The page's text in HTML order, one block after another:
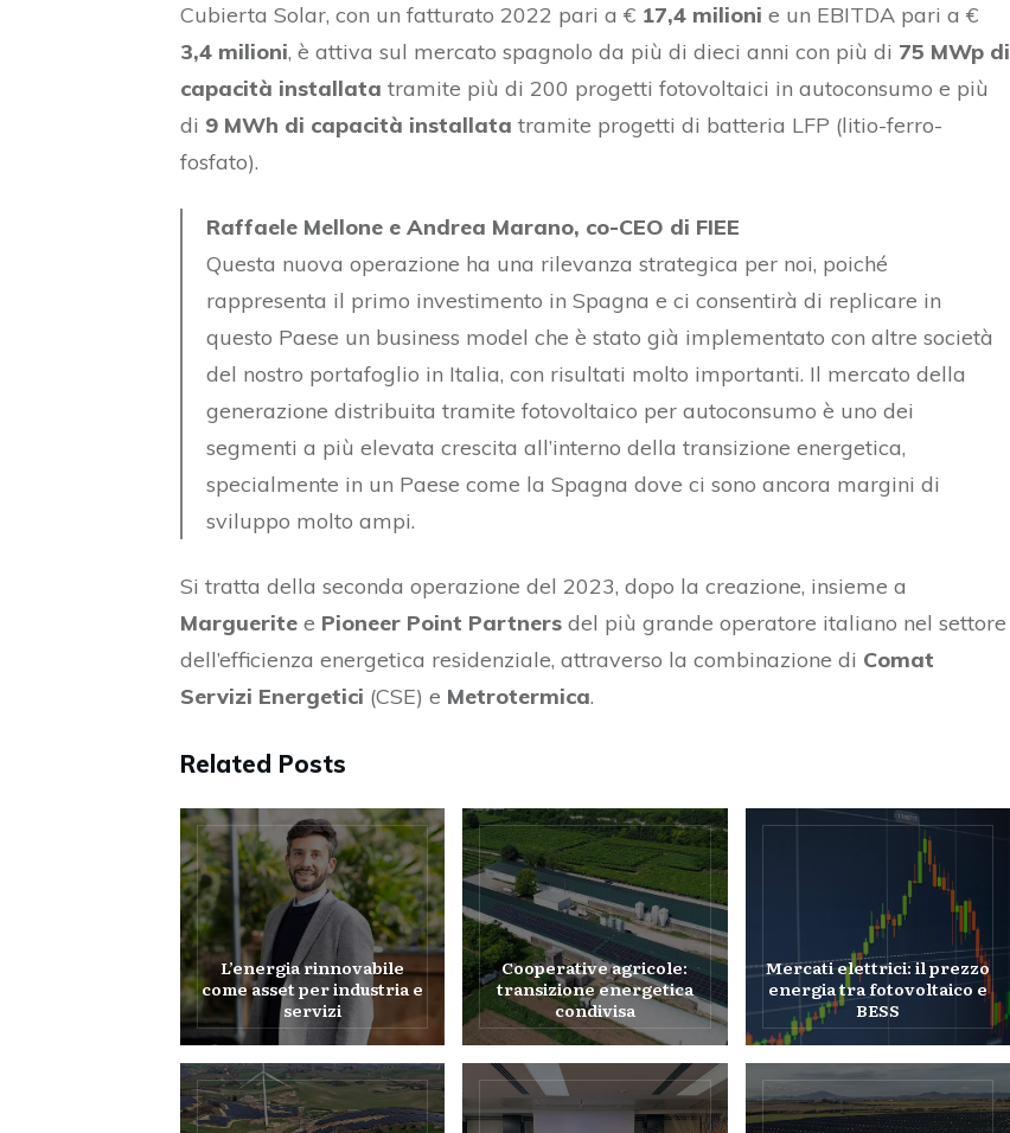
Cubierta Solar, con un fatturato 2022 pari a € 17,4 milioni e un EBITDA pari a €
3,4 milioni, è attiva sul mercato spagnolo da più di dieci anni con più di 75 MWp di
capacità installata tramite più di 200 progetti fotovoltaici in autoconsumo e più
di 9 MWh di capacità installata tramite progetti di batteria LFP (litio-ferro-
fosfato).
Raffaele Mellone e Andrea Marano, co-CEO di FIEE
Questa nuova operazione ha una rilevanza strategica per noi, poiché
rappresenta il primo investimento in Spagna e ci consentirà di replicare in
questo Paese un business model che è stato già implementato con altre società
del nostro portafoglio in Italia, con risultati molto importanti. Il mercato della
generazione distribuita tramite fotovoltaico per autoconsumo è uno dei
segmenti a più elevata crescita all’interno della transizione energetica,
specialmente in un Paese come la Spagna dove ci sono ancora margini di
sviluppo molto ampi.
Si tratta della seconda operazione del 2023, dopo la creazione, insieme a
Marguerite e Pioneer Point Partners del più grande operatore italiano nel settore
dell’efficienza energetica residenziale, attraverso la combinazione di Comat
Servizi Energetici (CSE) e Metrotermica.
Related Posts
L’energia rinnovabile
come asset per industria e
servizi
Cooperative agricole:
transizione energetica
condivisa
Mercati elettrici: il prezzo
energia tra fotovoltaico e
BESS